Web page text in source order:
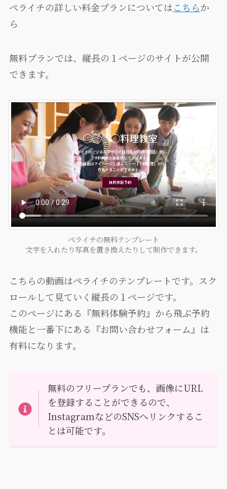
ペライチの詳しい料金プランについてはこちらか
ら
無料プランでは、縦長の１ページのサイトが公開
できます。
ペライチの無料テンプレート
文字を入れたり写真を置き換えたりして制作できます。
こちらの動画はペライチのテンプレートです。スク
ロールして見ていく縦長の１ページです。
このページにある『無料体験予約』から飛ぶ予約
機能と一番下にある『お問い合わせフォーム』は
有料になります。
無料のフリープランでも、画像にURL
を登録することができるので、
InstagramなどのSNSへリンクするこ
とは可能です。